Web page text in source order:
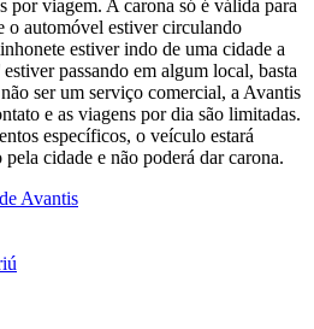
por viagem. A carona só é válida para
o automóvel estiver circulando
estiver indo de uma cidade a
estiver passando em algum local, basta
ser um serviço comercial, a Avantis
e as viagens por dia são limitadas.
específicos, o veículo estará
cidade e não poderá dar carona.
Avantis